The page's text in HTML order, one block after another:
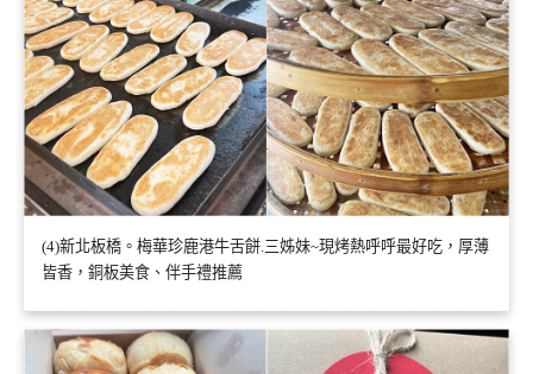
(4)新北板橋。梅華珍鹿港牛舌餅.三姊妹~現烤熱呼呼最好吃，厚薄
皆香，銅板美食、伴手禮推薦